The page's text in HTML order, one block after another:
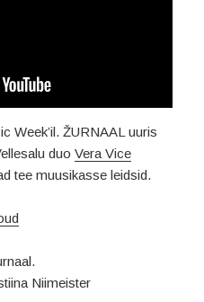
Week’il. ŽURNAAL uuris
duoVera Vice
tee muusikasse leidsid.
Niimeister